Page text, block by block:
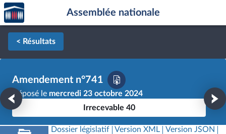
Aller au contenu
Aller en bas de la page
Accèder
à la
page
d'accueil
Assemblée nationale
< Résultats
Amendement n°741
Déposé le mercredi 23 octobre 2024
Irrecevable 40
Dossier législatif Version XML
Version JSON